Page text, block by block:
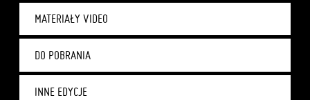
MATERIAŁY VIDEO
DO POBRANIA
INNE EDYCJE